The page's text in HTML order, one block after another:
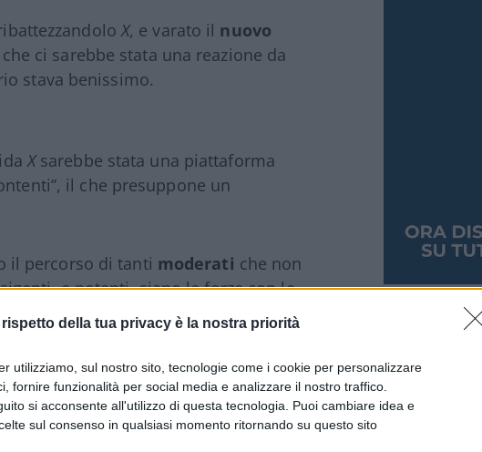
rispetto della tua privacy è la nostra priorità
utilizziamo, sul nostro sito, tecnologie come i cookie per personalizzare
fornire funzionalità per social media e analizzare il nostro traffico.
si acconsente all'utilizzo di questa tecnologia. Puoi cambiare idea e
sul consenso in qualsiasi momento ritornando su questo sito
X, e varato il nuovo
ci sarebbe stata una reazione da
stava benissimo.
Xsarebbe stata una piattaforma
il che presuppone un
il percorso di tanti moderati che non
e potenti, siano le forze con le
compromessi sia la loro visione di
Stato Mike Benz, Musk sembra